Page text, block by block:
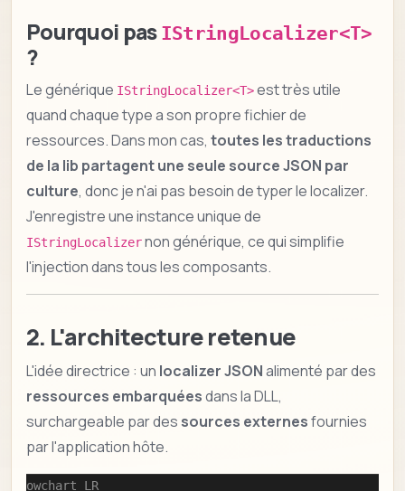
Pourquoi pas IStringLocalizer<T>
?
Le générique IStringLocalizer<T>est très utile
quand chaque type a son propre fichier de
ressources. Dans mon cas, toutes les traductions
de la lib partagent une seule source JSON par
culture, donc je n'ai pas besoin de typer le localizer.
J'enregistre une instance unique de
IStringLocalizernon générique, ce qui simplifie
l'injection dans tous les composants.
2. L'architecture retenue
L'idée directrice : un localizer JSONalimenté par des
ressources embarquéesdans la DLL,
surchargeable par des sources externesfournies
par l'application hôte.
flowchart LR